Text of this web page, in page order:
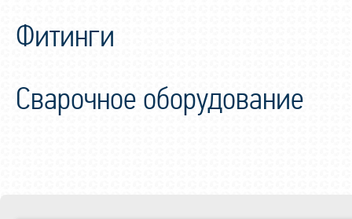
Фитинги
Сварочное оборудование